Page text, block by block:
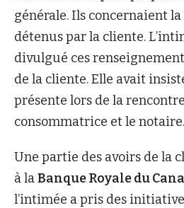
générale. Ils concernaient
détenus par la cliente.
divulgué ces
de la cliente. Elle avait
présente lors de la
consommatrice et le notaire.
Une partie des avoirs de la
à laBanque Royale du
l’intimée a pris des